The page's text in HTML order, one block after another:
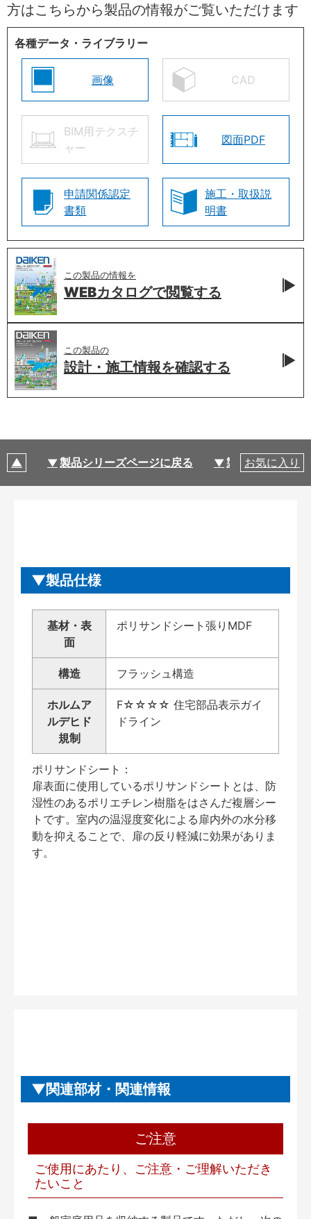
方はこちらから製品の情報がご覧いただけます
各種データ・ライブラリー
画像 CAD
BIM用テクスチ
ャー
図面PDF
申請関係認定
書類
施工・取扱説
明書
この製品の情報を
WEBカタログで閲覧する
この製品の
設計・施工情報を確認する
製品シリーズページに戻る 製品仕様
お気に入り
製品仕様
基材・表
面
ポリサンドシート張りMDF
構造 フラッシュ構造
ホルムア
ルデヒド
規制
F☆☆☆☆ 住宅部品表示ガイ
ドライン
ポリサンドシート：
扉表面に使用しているポリサンドシートとは、防
湿性のあるポリエチレン樹脂をはさんだ複層シー
トです。室内の温湿度変化による扉内外の水分移
動を抑えることで、扉の反り軽減に効果がありま
す。
関連部材・関連情報
ご注意
ご使用にあたり、ご注意・ご理解いただき
たいこと